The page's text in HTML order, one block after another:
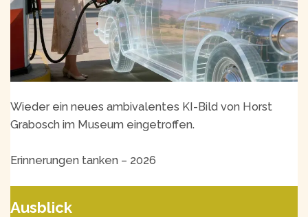
Wieder ein neues ambivalentes KI-Bild von Horst
Grabosch im Museum eingetroffen.
Erinnerungen tanken – 2026
Ausblick